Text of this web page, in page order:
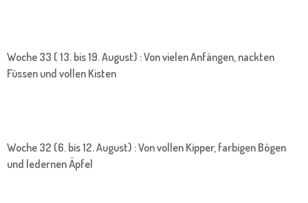
Woche 33 ( 13. bis 19. August) : Von vielen Anfängen, nackten
Füssen und vollen Kisten
Woche 32 (6. bis 12. August) : Von vollen Kipper, farbigen Bögen
und ledernen Äpfel